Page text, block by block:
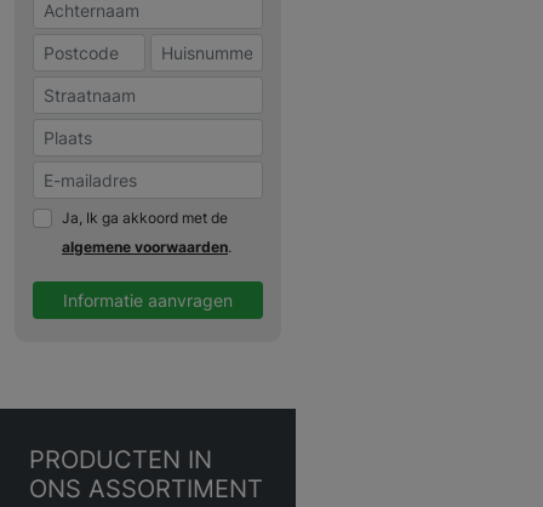
Ja, Ik ga akkoord met de
algemene voorwaarden.
Informatie aanvragen
PRODUCTEN IN
ONS ASSORTIMENT